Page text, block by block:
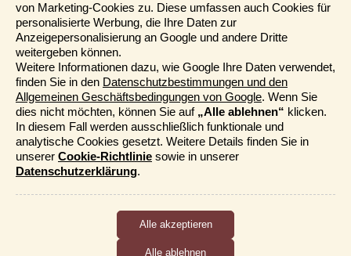
Formblatt
Datenschutz
Informationstage
Unser Belgischer Partner
Unser Niederländischer Partner
Sitemap
Cookie-Richtlinie
Mehr entdecken
Für unseren Newsletter eintragen
von Marketing-Cookies zu. Diese umfassen auch Cookies für
personalisierte Werbung, die Ihre Daten zur
Anzeigepersonalisierung an Google und andere Dritte
weitergeben können.
Weitere Informationen dazu, wie Google Ihre Daten verwendet,
finden Sie in den Datenschutzbestimmungen und den
Allgemeinen Geschäftsbedingungen von Google. Wenn Sie
dies nicht möchten, können Sie auf „Alle ablehnen“ klicken.
In diesem Fall werden ausschließlich funktionale und
analytische Cookies gesetzt. Weitere Details finden Sie in
unserer Cookie-Richtlinie sowie in unserer
Datenschutzerklärung.
Cookies, die das ordnungsgemäße Funktionieren der Website
sicherstellen, sowie Cookies, die uns ermöglichen, die
Nutzung der Website anonym zu messen.
Alle ablehnen